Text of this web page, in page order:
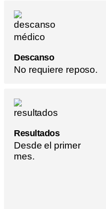
Descanso
No requiere reposo.
Resultados
Desde el primer
mes.